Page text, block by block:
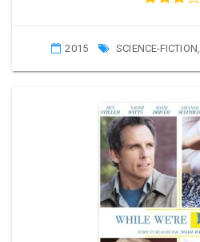
2015 SCIENCE-FICTION,